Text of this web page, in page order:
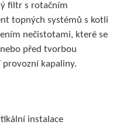
filtr s rotačním
topných systémů s kotli
nečistotami, které se
před tvorbou
provozní kapaliny.
instalace